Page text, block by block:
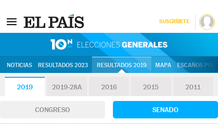
SUSCRÍBETE
NOTICIAS RESULTADOS 2023 RESULTADOS 2019 MAPA ESCAÑOS
2019 2019-28A 2016 2015 2011
CONGRESO SENADO